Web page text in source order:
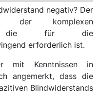
negativ? Der
der komplexen
die für die
erforderlich ist.
mit Kenntnissen in
angemerkt, dass die
Blindwiderstands